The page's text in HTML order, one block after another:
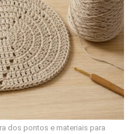
dos pontos e materiais para